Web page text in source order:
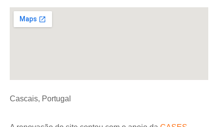
Cascais, Portugal